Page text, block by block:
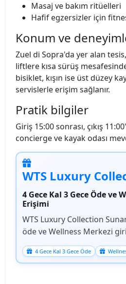
Masaj ve bakım ritüelleri
Hafif egzersizler için
Konum ve
Zuel di Sopra'da yer alan
liftlere kısa sürüş
bisiklet, kışın ise üst düzey
servislerle erişim sağlanır.
Pratik bilgiler
Giriş 15:00 sonrası, çıkış
concierge ve kayak odası
WTS Luxury
4 Gece Kal 3 Gece Öde ve
Erişimi
WTS Luxury Collection
öde ve Wellness Merkezi
4 Gece Kal 3 Gece Öde